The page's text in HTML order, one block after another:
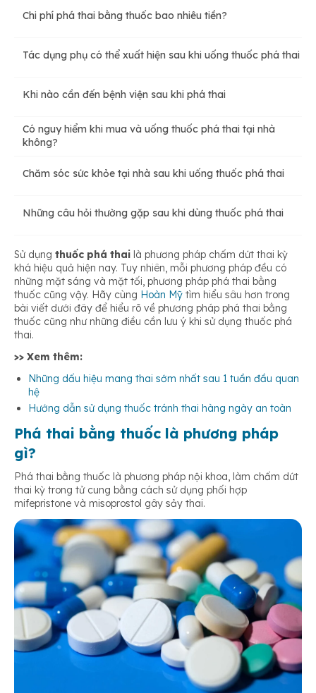
Thứ nhất, chuẩn bị cho bệnh nhân
Chi phí phá thai bằng thuốc bao nhiêu tiền?
Tác dụng phụ có thể xuất hiện sau khi uống thuốc phá thai
Khi nào cần đến bệnh viện sau khi phá thai
Có nguy hiểm khi mua và uống thuốc phá thai tại nhà
không?
Chăm sóc sức khỏe tại nhà sau khi uống thuốc phá thai
Những câu hỏi thường gặp sau khi dùng thuốc phá thai
Sử dụng thuốc phá thai là phương pháp chấm dứt thai kỳ
khá hiệu quả hiện nay. Tuy nhiên, mỗi phương pháp đều có
những mặt sáng và mặt tối, phương pháp phá thai bằng
thuốc cũng vậy. Hãy cùng Hoàn Mỹ tìm hiểu sâu hơn trong
bài viết dưới đây để hiểu rõ về phương pháp phá thai bằng
thuốc cũng như những điều cần lưu ý khi sử dụng thuốc phá
thai.
>> Xem thêm:
Những dấu hiệu mang thai sớm nhất sau 1 tuần đầu quan
hệ
Hướng dẫn sử dụng thuốc tránh thai hàng ngày an toàn
Phá thai bằng thuốc là phương pháp
gì?
Phá thai bằng thuốc là phương pháp nội khoa, làm chấm dứt
thai kỳ trong tử cung bằng cách sử dụng phối hợp
mifepristone và misoprostol gây sảy thai.